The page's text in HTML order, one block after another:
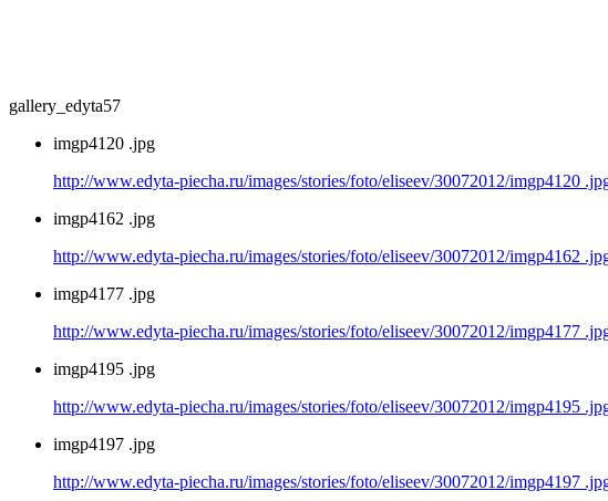
gallery_edyta57
imgp4120 .jpg
http://www.edyta-piecha.ru/images/stories/foto/eliseev/30072012/imgp4120
imgp4162 .jpg
http://www.edyta-piecha.ru/images/stories/foto/eliseev/30072012/imgp4162
imgp4177 .jpg
http://www.edyta-piecha.ru/images/stories/foto/eliseev/30072012/imgp4177
imgp4195 .jpg
http://www.edyta-piecha.ru/images/stories/foto/eliseev/30072012/imgp4195
imgp4197 .jpg
http://www.edyta-piecha.ru/images/stories/foto/eliseev/30072012/imgp4197